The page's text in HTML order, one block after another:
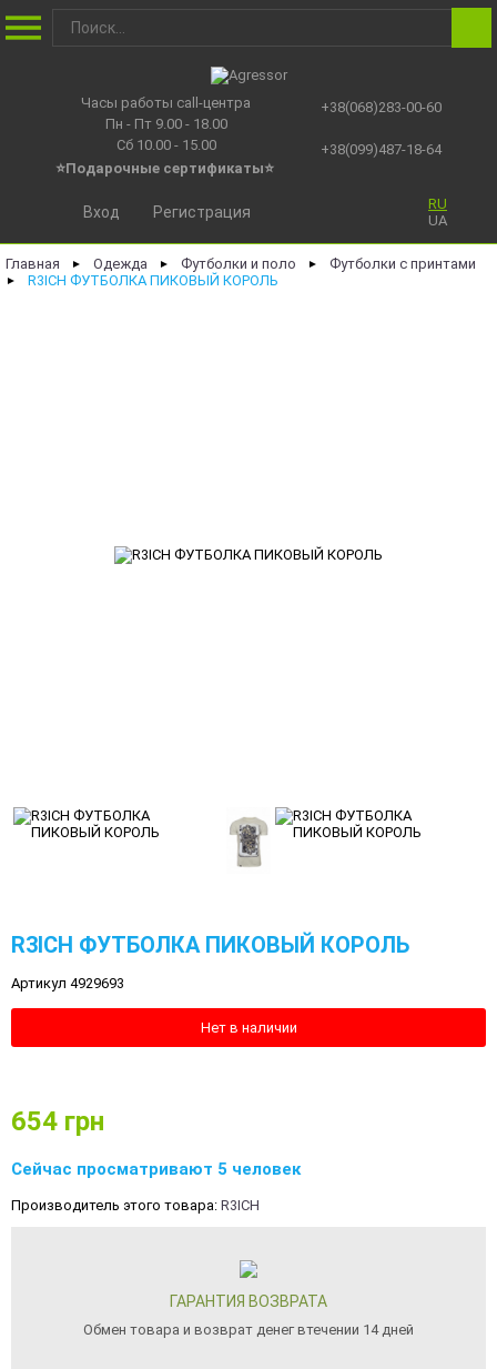
Часы работы call-центра
Пн - Пт 9.00 - 18.00
Сб 10.00 - 15.00
⭐Подарочные сертификаты⭐
+38(068)283-00-60
+38(099)487-18-64
RU
UA
Вход Регистрация
Главная ► Одежда ► Футболки и поло ► Футболки с принтами
► R3ICH ФУТБОЛКА ПИКОВЫЙ КОРОЛЬ
R3ICH ФУТБОЛКА ПИКОВЫЙ КОРОЛЬ
Артикул 4929693
Нет в наличии
654 грн
Сейчас просматривают 5 человек
Производитель этого товара: R3ICH
ГАРАНТИЯ ВОЗВРАТА
Обмен товара и возврат денег втечении 14 дней